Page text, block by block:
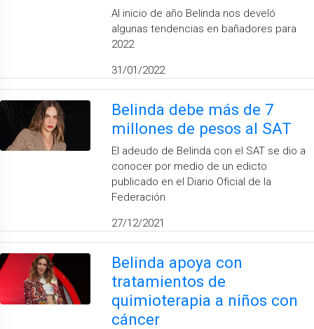
Al inicio de año Belinda nos develó
algunas tendencias en bañadores para
2022
31/01/2022
Belinda debe más de 7
millones de pesos al SAT
El adeudo de Belinda con el SAT se dio a
conocer por medio de un edicto
publicado en el Diario Oficial de la
Federación
27/12/2021
Belinda apoya con
tratamientos de
quimioterapia a niños con
cáncer